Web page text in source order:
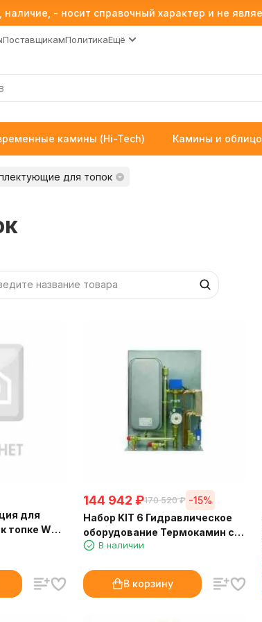
- носит справочный характер и не
ПоставщикамПолитикаЕщё
камины (Hi-Tech) Камины и
для топок
для
топке WT
144 942 ₽170 520 ₽ -15%
Набор KIT 6 Гидравлическое
оборудование Термокамин с
производством непитьевой
В наличии
В корзину